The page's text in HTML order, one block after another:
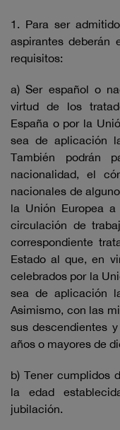
1. Para ser
aspirantes deberán
requisitos:
a) Ser español o
virtud de los
España o por la
sea de aplicación
También podrán
nacionalidad, el
nacionales de
la Unión Europea
circulación de
correspondiente
Estado al que, en
celebrados por la
sea de aplicación
Asimismo, con las
sus descendientes
años o mayores de
b) Tener cumplidos
la edad
jubilación.